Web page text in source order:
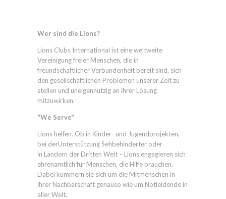
Wer sind die Lions?
Lions Clubs International ist eine weltweite
Vereinigung freier Menschen, die in
freundschaftlicher Verbundenheit bereit sind, sich
den gesellschaftlichen Problemen unserer Zeit zu
stellen und uneigennützig an ihrer Lösung
mitzuwirken.
"We Serve"
Lions helfen. Ob in Kinder- und Jugendprojekten,
bei derUnterstützung Sehbehinderter oder
in Ländern der Dritten Welt – Lions engagieren sich
ehrenamtlich für Menschen, die Hilfe brauchen.
Dabei kümmern sie sich um die Mitmenschen in
ihrer Nachbarschaft genauso wie um Notleidende in
aller Welt.